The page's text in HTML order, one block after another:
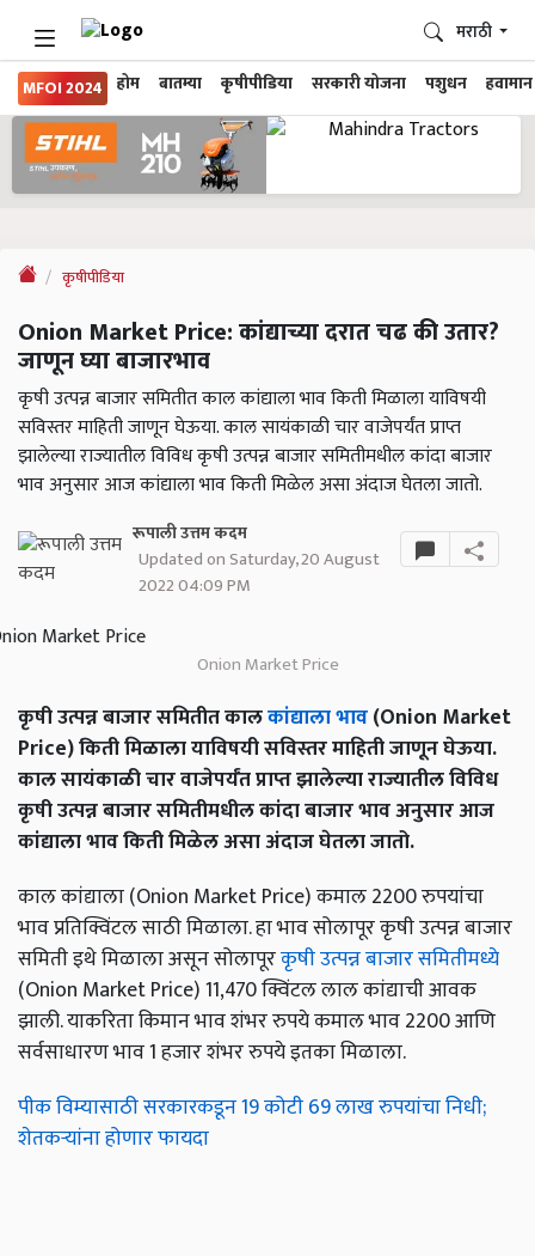
MFOI 2024 होम बातम्या कृषीपीडिया सरकारी योजना पशुधन हवामान
मराठी
कृषीपीडिया
Onion Market Price: कांद्याच्या दरात चढ की उतार?
जाणून घ्या बाजारभाव
कृषी उत्पन्न बाजार समितीत काल कांद्याला भाव किती मिळाला याविषयी
सविस्तर माहिती जाणून घेऊया. काल सायंकाळी चार वाजेपर्यंत प्राप्त
झालेल्या राज्यातील विविध कृषी उत्पन्न बाजार समितीमधील कांदा बाजार
भाव अनुसार आज कांद्याला भाव किती मिळेल असा अंदाज घेतला जातो.
रूपाली उत्तम कदम
Updated on Saturday, 20 August
2022 04:09 PM
Onion Market Price
कृषी उत्पन्न बाजार समितीत कालकांद्याला भाव(Onion Market
Price) किती मिळाला याविषयी सविस्तर माहिती जाणून घेऊया.
काल सायंकाळी चार वाजेपर्यंत प्राप्त झालेल्या राज्यातील विविध
कृषी उत्पन्न बाजार समितीमधील कांदा बाजार भाव अनुसार आज
कांद्याला भाव किती मिळेल असा अंदाज घेतला जातो.
काल कांद्याला (Onion Market Price) कमाल 2200 रुपयांचा
भाव प्रतिक्विंटल साठी मिळाला. हा भाव सोलापूर कृषी उत्पन्न बाजार
समिती इथे मिळाला असून सोलापूरकृषी उत्पन्न बाजार समितीमध्ये
(Onion Market Price) 11,470 क्विंटल लाल कांद्याची आवक
झाली. याकरिता किमान भाव शंभर रुपये कमाल भाव 2200 आणि
सर्वसाधारण भाव 1 हजार शंभर रुपये इतका मिळाला.
पीक विम्यासाठी सरकारकडून 19 कोटी 69 लाख रुपयांचा निधी;
शेतकऱ्यांना होणार फायदा